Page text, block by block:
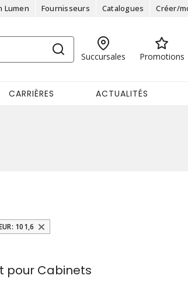
Lumen Fournisseurs Catalogues Créer/
Succursales Promotions
CARRIÈRES ACTUALITÉS
101,6
pourCabinets